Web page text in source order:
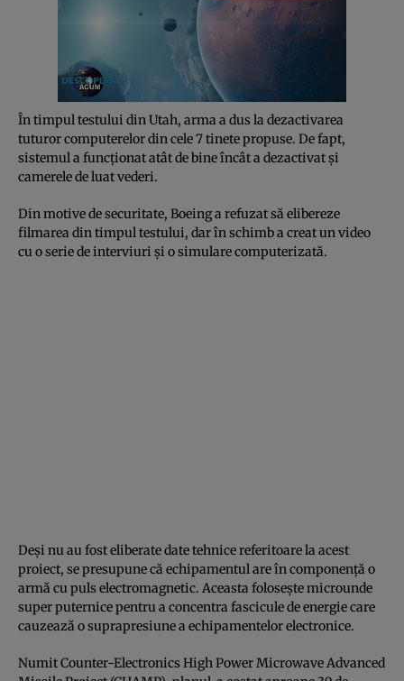
În timpul testului din Utah, arma a dus la dezactivarea
tuturor computerelor din cele 7 tinete propuse. De fapt,
sistemul a funcţionat atât de bine încât a dezactivat şi
camerele de luat vederi.
Din motive de securitate, Boeing a refuzat să elibereze
filmarea din timpul testului, dar în schimb a creat un video
cu o serie de interviuri şi o simulare computerizată.
Deşi nu au fost eliberate date tehnice referitoare la acest
proiect, se presupune că echipamentul are în componenţă o
armă cu puls electromagnetic. Aceasta foloseşte microunde
super puternice pentru a concentra fascicule de energie care
cauzează o suprapresiune a echipamentelor electronice.
Numit Counter-Electronics High Power Microwave Advanced